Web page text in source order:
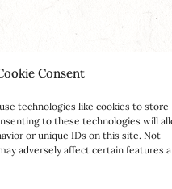
Consent
technologies like cookies to store
to these technologies will
or unique IDs on this site. Not
adversely affect certain features